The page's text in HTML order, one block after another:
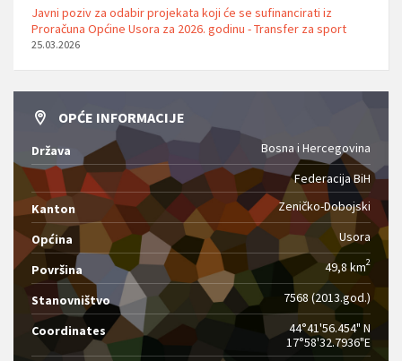
Javni poziv za odabir projekata koji će se sufinancirati iz
Proračuna Općine Usora za 2026. godinu - Transfer za sport
25.03.2026
OPĆE INFORMACIJE
Država
Bosna i Hercegovina
Federacija BiH
Kanton
Zeničko-Dobojski
Općina Usora
Površina 49,8 km2
Stanovništvo 7568 (2013.god.)
Coordinates
44°41'56.454" N
17°58'32.7936"E